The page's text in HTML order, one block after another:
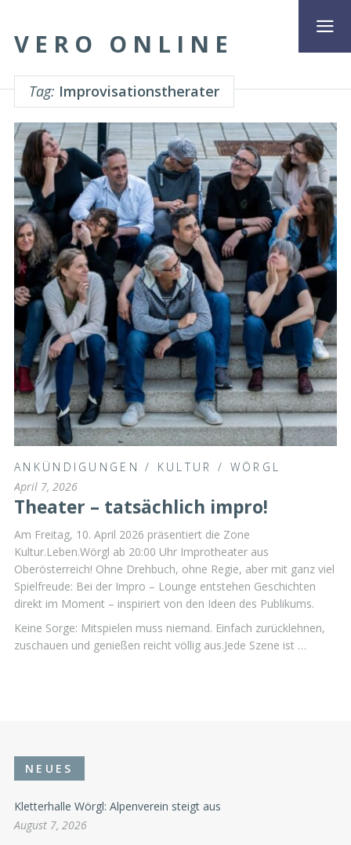
VERO ONLINE
Tag: Improvisationstherater
ANKÜNDIGUNGEN / KULTUR / WÖRGL
April 7, 2026
Theater – tatsächlich impro!
Am Freitag, 10. April 2026 präsentiert die Zone
Kultur.Leben.Wörgl ab 20:00 Uhr Improtheater aus
Oberösterreich! Ohne Drehbuch, ohne Regie, aber mit ganz viel
Spielfreude: Bei der Impro – Lounge entstehen Geschichten
direkt im Moment – inspiriert von den Ideen des Publikums.
Keine Sorge: Mitspielen muss niemand. Einfach zurücklehnen,
zuschauen und genießen reicht völlig aus.Jede Szene ist …
NEUES
Kletterhalle Wörgl: Alpenverein steigt aus
August 7, 2026